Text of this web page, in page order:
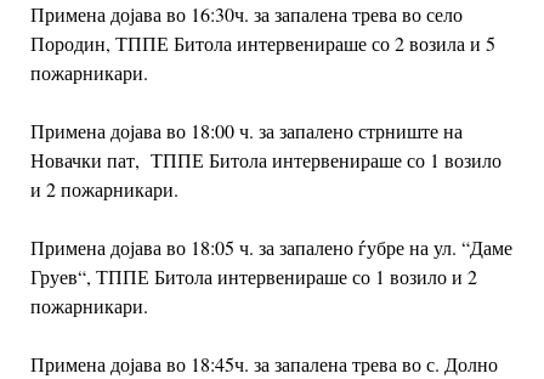
Примена дојава во 16:30ч. за запалена трева во село
Породин, ТППЕ Битола интервенираше со 2 возила и 5
пожарникари.
Примена дојава во 18:00 ч. за запалено стрниште на
Новачки пат, ТППЕ Битола интервенираше со 1 возило
и 2 пожарникари.
Примена дојава во 18:05 ч. за запалено ѓубре на ул. “Даме
Груев“, ТППЕ Битола интервенираше со 1 возило и 2
пожарникари.
Примена дојава во 18:45ч. за запалена трева во с. Долно